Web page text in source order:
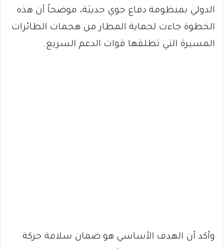
الدولي بمنظومة دفاع جوي حديثة، موضحاً أن هذه
الخطوة جاءت لحماية المطار من هجمات الطائرات
المسيرة التي تطلقها قوات الدعم السريع.
وأكد أن الهدف الأساسي هو ضمان سلامة حركة